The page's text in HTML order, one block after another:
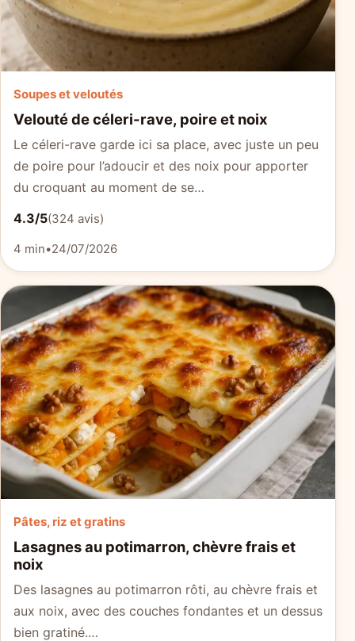
Soupes et veloutés
Velouté de céleri-rave, poire et noix
Le céleri-rave garde ici sa place, avec juste un peu
de poire pour l’adoucir et des noix pour apporter
du croquant au moment de se…
4.3/5(324 avis)
4 min•24/07/2026
Pâtes, riz et gratins
Lasagnes au potimarron, chèvre frais et
noix
Des lasagnes au potimarron rôti, au chèvre frais et
aux noix, avec des couches fondantes et un dessus
bien gratiné.…